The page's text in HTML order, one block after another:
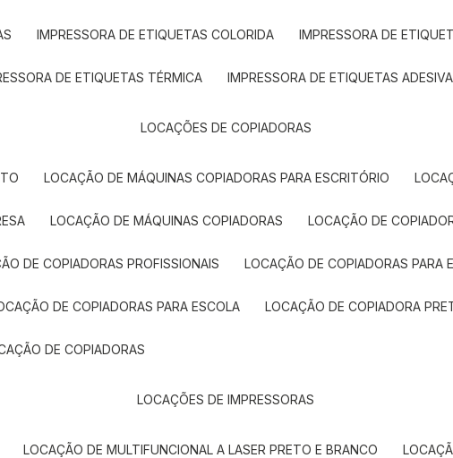
IMPRESSORA DE ETIQUETAS COLORIDA IMPRESSORA DE
DE ETIQUETAS TÉRMICA IMPRESSORA DE ETIQUETAS
LOCAÇÕES DE COPIADORAS
LOCAÇÃO DE MÁQUINAS COPIADORAS PARA ESCRITÓRIO
LOCAÇÃO DE MÁQUINAS COPIADORAS LOCAÇÃO DE
DE COPIADORAS PROFISSIONAIS LOCAÇÃO DE COPIADORAS PARA
DE COPIADORAS PARA ESCOLA LOCAÇÃO DE COPIADORA
DE COPIADORAS
LOCAÇÕES DE IMPRESSORAS
LOCAÇÃO DE MULTIFUNCIONAL A LASER PRETO E BRANCO